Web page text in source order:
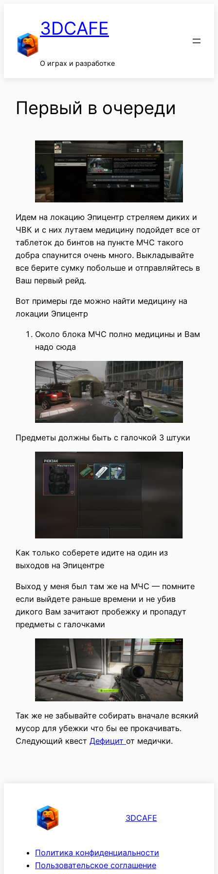
содержимому3DCAFE
О играх и разработке
Первый в очереди
Идем на локацию Эпицентр стреляем диких и
ЧВК и с них лутаем медицину подойдет все от
таблеток до бинтов на пункте МЧС такого
добра спаунится очень много. Выкладывайте
все берите сумку побольше и отправляйтесь в
Ваш первый рейд.
Вот примеры где можно найти медицину на
локации Эпицентр
Около блока МЧС полно медицины и Вам
надо сюда
Предметы должны быть с галочкой 3 штуки
Как только соберете идите на один из
выходов на Эпицентре
Выход у меня был там же на МЧС — помните
если выйдете раньше времени и не убив
дикого Вам зачитают пробежку и пропадут
предметы с галочками
Так же не забывайте собирать вначале всякий
мусор для убежки что бы ее прокачивать.
Следующий квест Дефицит от медички.
3DCAFE
Политика конфиденциальности
Пользовательское соглашение